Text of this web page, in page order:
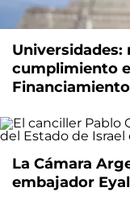
Universidades:
cumplimiento
Financiamiento
La Cámara
embajador